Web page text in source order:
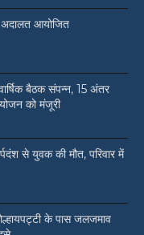
आयोजित
बैठक संपन्न, 15 अंतर
को मंजूरी
से युवक की मौत, परिवार में
के पास जलजमाव